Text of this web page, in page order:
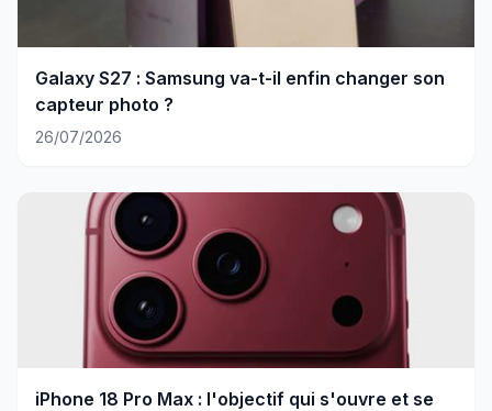
Galaxy S27 : Samsung va-t-il enfin changer son
capteur photo ?
26/07/2026
iPhone 18 Pro Max : l'objectif qui s'ouvre et se